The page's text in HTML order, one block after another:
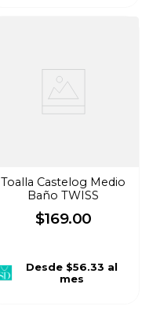
Toalla Castelog Medio
Baño TWISS
$169.00
Desde$56.33 al
mes